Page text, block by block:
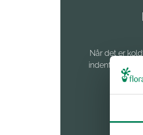
Når det er
indenfor